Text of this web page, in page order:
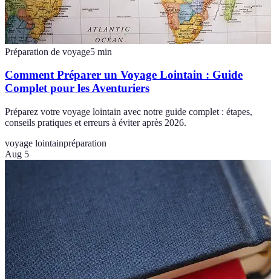
Préparation de voyage5 min
Comment Préparer un Voyage Lointain : Guide
Complet pour les Aventuriers
Préparez votre voyage lointain avec notre guide complet : étapes,
conseils pratiques et erreurs à éviter après 2026.
voyage lointainpréparation
Aug 5